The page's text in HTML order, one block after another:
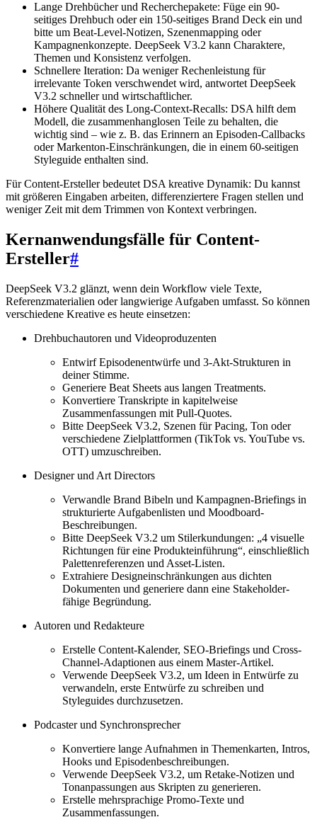
Lange Drehbücher und Recherchepakete: Füge ein 90-
seitiges Drehbuch oder ein 150-seitiges Brand Deck ein und
bitte um Beat-Level-Notizen, Szenenmapping oder
Kampagnenkonzepte. DeepSeek V3.2 kann Charaktere,
Themen und Konsistenz verfolgen.
Schnellere Iteration: Da weniger Rechenleistung für
irrelevante Token verschwendet wird, antwortet DeepSeek
V3.2 schneller und wirtschaftlicher.
Höhere Qualität des Long-Context-Recalls: DSA hilft dem
Modell, die zusammenhanglosen Teile zu behalten, die
wichtig sind – wie z. B. das Erinnern an Episoden-Callbacks
oder Markenton-Einschränkungen, die in einem 60-seitigen
Styleguide enthalten sind.
Für Content-Ersteller bedeutet DSA kreative Dynamik: Du kannst
mit größeren Eingaben arbeiten, differenziertere Fragen stellen und
weniger Zeit mit dem Trimmen von Kontext verbringen.
Kernanwendungsfälle für Content-
Ersteller#
DeepSeek V3.2 glänzt, wenn dein Workflow viele Texte,
Referenzmaterialien oder langwierige Aufgaben umfasst. So können
verschiedene Kreative es heute einsetzen:
Drehbuchautoren und Videoproduzenten
Entwirf Episodenentwürfe und 3-Akt-Strukturen in
deiner Stimme.
Generiere Beat Sheets aus langen Treatments.
Konvertiere Transkripte in kapitelweise
Zusammenfassungen mit Pull-Quotes.
Bitte DeepSeek V3.2, Szenen für Pacing, Ton oder
verschiedene Zielplattformen (TikTok vs. YouTube vs.
OTT) umzuschreiben.
Designer und Art Directors
Verwandle Brand Bibeln und Kampagnen-Briefings in
strukturierte Aufgabenlisten und Moodboard-
Beschreibungen.
Bitte DeepSeek V3.2 um Stilerkundungen: „4 visuelle
Richtungen für eine Produkteinführung“, einschließlich
Palettenreferenzen und Asset-Listen.
Extrahiere Designeinschränkungen aus dichten
Dokumenten und generiere dann eine Stakeholder-
fähige Begründung.
Autoren und Redakteure
Erstelle Content-Kalender, SEO-Briefings und Cross-
Channel-Adaptionen aus einem Master-Artikel.
Verwende DeepSeek V3.2, um Ideen in Entwürfe zu
verwandeln, erste Entwürfe zu schreiben und
Styleguides durchzusetzen.
Podcaster und Synchronsprecher
Konvertiere lange Aufnahmen in Themenkarten, Intros,
Hooks und Episodenbeschreibungen.
Verwende DeepSeek V3.2, um Retake-Notizen und
Tonanpassungen aus Skripten zu generieren.
Erstelle mehrsprachige Promo-Texte und
Zusammenfassungen.